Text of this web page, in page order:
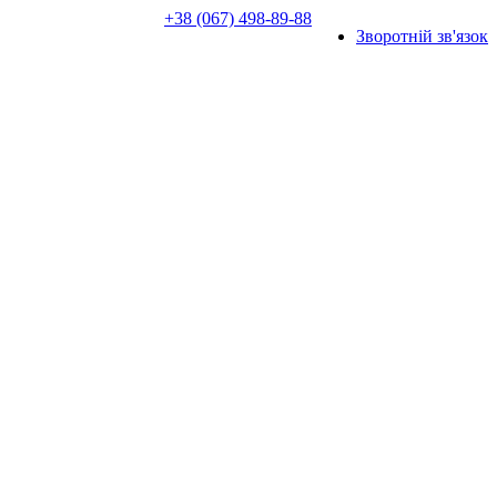
+38 (067) 498-89-88
Зворотній зв'язок